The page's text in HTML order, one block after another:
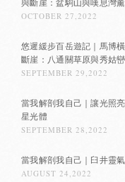
OCTOBER 27,2022
悠遲緩步百岳遊記｜馬博
斷崖：八通關草原與秀姑
SEPTEMBER 29,2022
當我解剖我自己｜讓光照
星光體
SEPTEMBER 28,2022
當我解剖我自己｜臼井靈
AUGUST 24,2022